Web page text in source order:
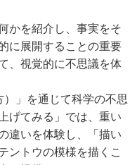
かを紹介し、事実をそ
に展開することの重要
、視覚的に不思議を体
」を通じて科学の不思
げてみる」では、重い
違いを体験し、「描い
ントウの模様を描くこ